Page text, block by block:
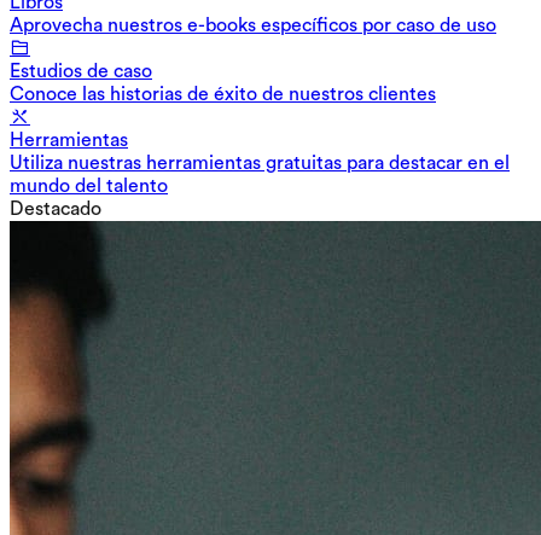
Aprovecha nuestros e-books específicos por caso de uso
Estudios de caso
Conoce las historias de éxito de nuestros clientes
Herramientas
Utiliza nuestras herramientas gratuitas para destacar en el
mundo del talento
Destacado